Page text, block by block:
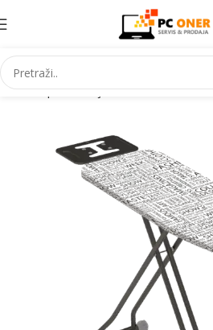
aparati i bijela tehnika Ostali